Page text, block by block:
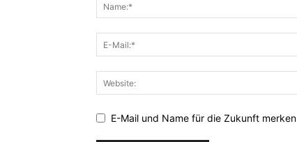
E-Mail und Name für die Zukunft merken